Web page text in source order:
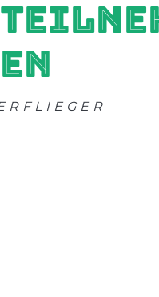
EN